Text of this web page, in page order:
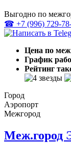
Выгодно по
☎ +7 (996) 729-
Цена по
График
Рейтинг
Город
Аэропорт
Межгород